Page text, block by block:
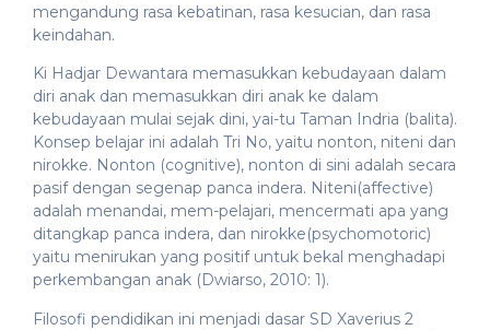
mengandung rasa kebatinan, rasa kesucian, dan rasa
keindahan.
Ki Hadjar Dewantara memasukkan kebudayaan dalam
diri anak dan memasukkan diri anak ke dalam
kebudayaan mulai sejak dini, yai-tu Taman Indria (balita).
Konsep belajar ini adalah Tri No, yaitu nonton, niteni dan
nirokke. Nonton (cognitive), nonton di sini adalah secara
pasif dengan segenap panca indera. Niteni(affective)
adalah menandai, mem-pelajari, mencermati apa yang
ditangkap panca indera, dan nirokke(psychomotoric)
yaitu menirukan yang positif untuk bekal menghadapi
perkembangan anak (Dwiarso, 2010: 1).
Filosofi pendidikan ini menjadi dasar SD Xaverius 2